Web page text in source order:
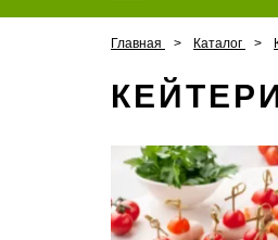
Главная Каталог